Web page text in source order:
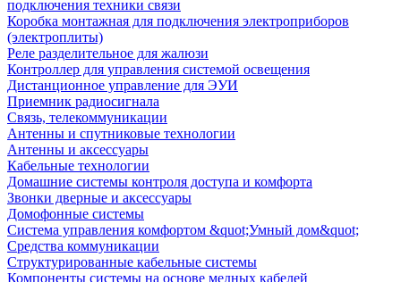
подключения техники связи
Коробка монтажная для подключения электроприборов
(электроплиты)
Реле разделительное для жалюзи
Контроллер для управления системой освещения
Дистанционное управление для ЭУИ
Приемник радиосигнала
Связь, телекоммуникации
Антенны и спутниковые технологии
Антенны и аксессуары
Кабельные технологии
Домашние системы контроля доступа и комфорта
Звонки дверные и аксессуары
Домофонные системы
Система управления комфортом &quot;Умный дом&quot;
Средства коммуникации
Структурированные кабельные системы
Компоненты системы на основе медных кабелей